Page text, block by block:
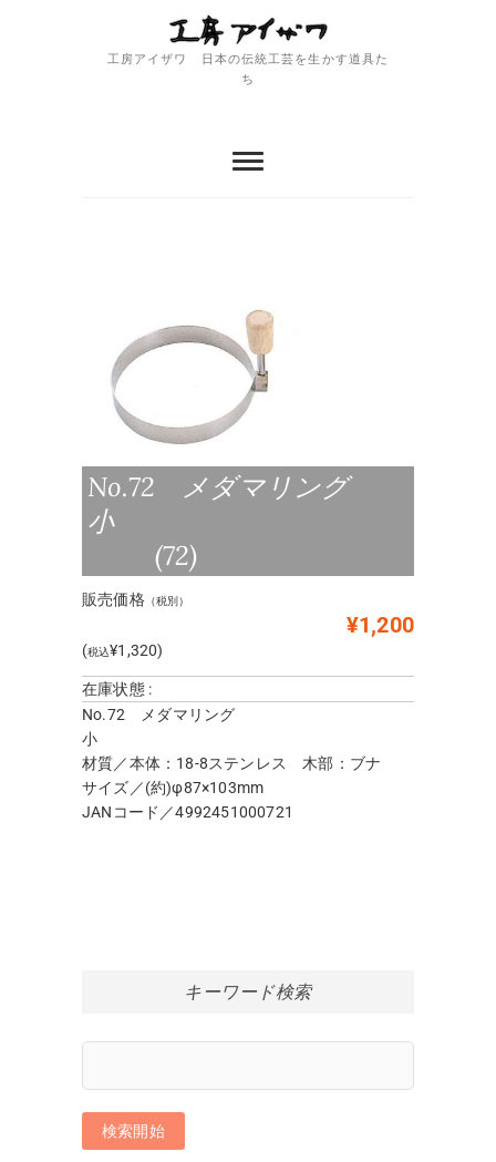
工房アイザワ 日本の伝統工芸を生かす道具た
ち
No.72 メダマリング
小
(72)
販売価格（税別）
¥1,200
(税込¥1,320)
在庫状態 :
No.72 メダマリング
小
材質／本体：18-8ステンレス 木部：ブナ
サイズ／(約)φ87×103mm
JANコード／4992451000721
キーワード検索